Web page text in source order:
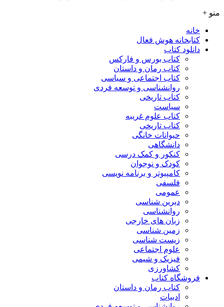
منو +
خانه
کتابخانه هوش فعال
دانلود کتاب
کتاب بورس و فارکس
کتاب رمان و داستان
کتاب اجتماعی و سیاسی
روانشناسی و توسعه فردی
کتاب تاریخی
سیاست
کتاب علوم غریبه
کتاب تاریخی
حیوانات خانگی
دانشگاهی
کنکور و کمک‌ درسی
کودک و نوجوان
کامپیوتر و برنامه نویسی
فلسفی
عمومی
دیرین شناسی
روانشناسی
زبان های خارجی
زمین شناسی
زیست شناسی
علوم اجتماعی
فیزیک و شیمی
کشاورزی
فروشگاه کتاب
کتاب رمان و داستان
ادبیات